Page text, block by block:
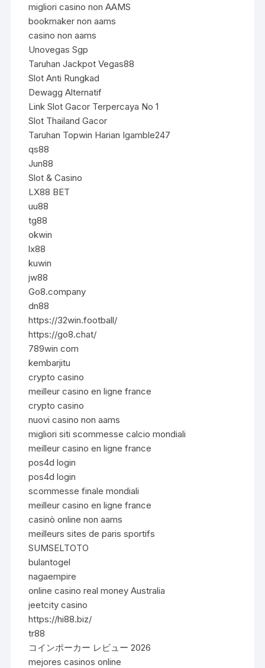
migliori casino non AAMS
bookmaker non aams
casino non aams
Unovegas Sgp
Taruhan Jackpot Vegas88
Slot Anti Rungkad
Dewagg Alternatif
Link Slot Gacor Terpercaya No 1
Slot Thailand Gacor
Taruhan Topwin Harian Igamble247
qs88
Jun88
Slot & Casino
LX88 BET
uu88
tg88
okwin
lx88
kuwin
jw88
Go8.company
dn88
https://32win.football/
https://go8.chat/
789win com
kembarjitu
crypto casino
meilleur casino en ligne france
crypto casino
nuovi casino non aams
migliori siti scommesse calcio mondiali
meilleur casino en ligne france
pos4d login
pos4d login
scommesse finale mondiali
meilleur casino en ligne france
casinò online non aams
meilleurs sites de paris sportifs
SUMSELTOTO
bulantogel
nagaempire
online casino real money Australia
jeetcity casino
https://hi88.biz/
tr88
コインポーカー レビュー 2026
mejores casinos online